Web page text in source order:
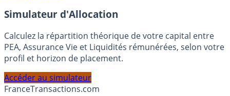
En savoir plus
Simulateur d'Allocation
Calculez la répartition théorique de votre capital entre
profil et horizon de placement.